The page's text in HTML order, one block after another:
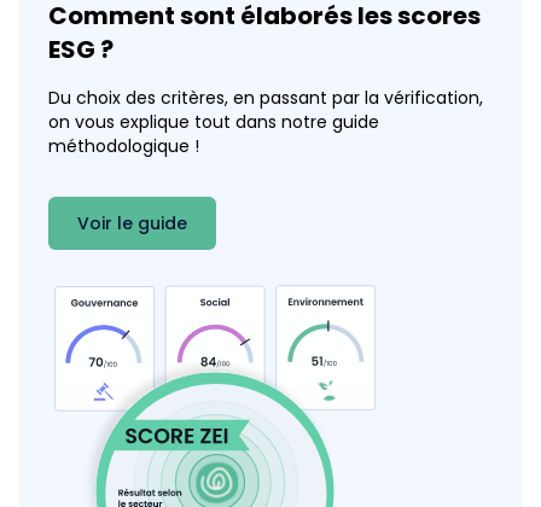
Part de l'alimentation locale
Détails
Contenants durables
Détails
Comment sont élaborés les scores
ESG ?
Du choix des critères, en passant par la vérification,
on vous explique tout dans notre guide
méthodologique !
Voir le guide